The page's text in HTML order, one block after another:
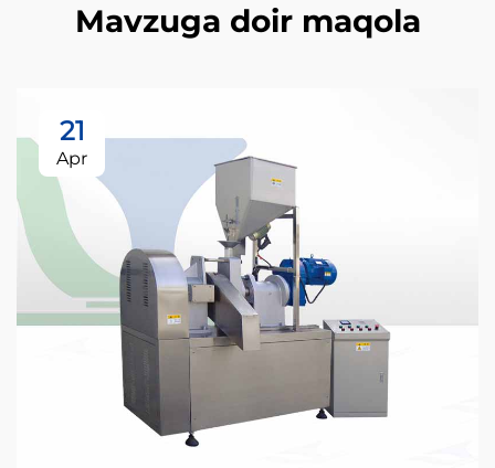
Mavzuga doir maqola
21
Apr